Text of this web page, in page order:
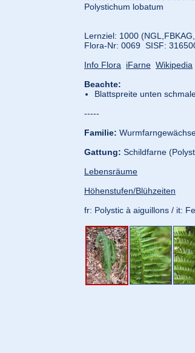
Polystichum lobatum
Lernziel: 1000 (NGL, FBKAG,
Flora‑Nr: 0069 SISF:
Info Flora
iFarne Wikipedia
Beachte:
Blattspreite unten
-----
Familie:
Gattung: Schildfarne
Lebensräume
Höhenstufen/Blühzeiten
fr: Polystic à aiguillons / it: